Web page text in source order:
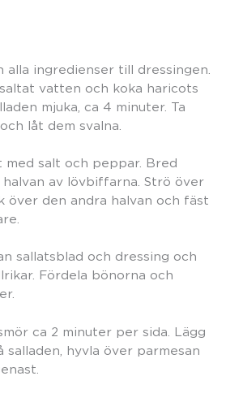
alla ingredienser till dressingen.
vatten och koka haricots
mjuka, ca 4 minuter. Ta
låt dem svalna.
salt och peppar. Bred
halvan av lövbiffarna. Strö över
över den andra halvan och fäst
sallatsblad och dressing och
Fördela bönorna och
ca 2 minuter per sida. Lägg
hyvla över parmesan